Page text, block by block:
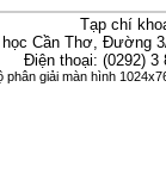
Tạp chí
Cần Thơ, Đường
Điện thoại: (0292)
giải màn hình